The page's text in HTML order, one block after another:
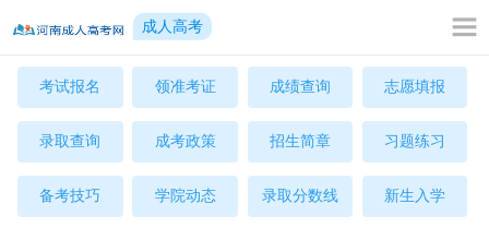
成人高考
考试报名 领准考证 成绩查询 志愿填报
录取查询 成考政策 招生简章 习题练习
备考技巧 学院动态 录取分数线 新生入学